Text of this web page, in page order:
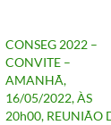
CONSEG 2022 –
CONVITE –
AMANHÃ,
16/05/2022, ÀS
20h00, REUNIÃO